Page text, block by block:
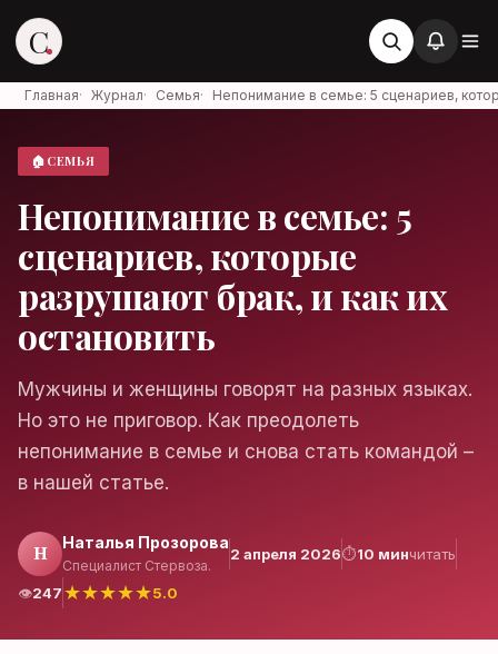
C
Войти в аккаунт
Медиа об отношениях, карьере и
жизни
Войти
Войти через Яндекс ID
Нет аккаунта?
Зарегистрироваться
Главная· Журнал· Семья· Непонимание в семье: 5 сценариев,
🏠 СЕМЬЯ
Непонимание в семье: 5
сценариев, которые
разрушают брак, и как их
остановить
Мужчины и женщины говорят на разных языках.
Но это не приговор. Как преодолеть
непонимание в семье и снова стать командой –
в нашей статье.
Н Наталья Прозорова
Специалист Стервоза.
2 апреля 2026⏱10 минчитать
👁247★★★★★5.0